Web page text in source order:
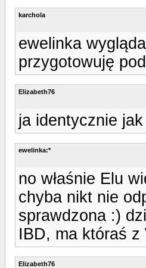
karchola
ewelinka
przygotowuję
Elizabeth76
ja identycznie
ewelinka:*
no właśnie Elu
chyba nikt nie
sprawdzona :)
IBD, ma któraś z
Elizabeth76